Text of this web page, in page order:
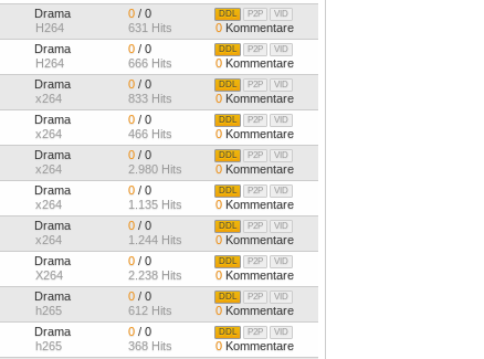
Drama
H264
0 / 0
631 Hits
VID
P2P
DDL
0 Kommentare
Drama
H264
0 / 0
666 Hits
VID
P2P
DDL
0 Kommentare
Drama
x264
0 / 0
833 Hits
VID
P2P
DDL
0 Kommentare
Drama
x264
0 / 0
466 Hits
VID
P2P
DDL
0 Kommentare
Drama
x264
0 / 0
2.980 Hits
VID
P2P
DDL
0 Kommentare
Drama
x264
0 / 0
1.135 Hits
VID
P2P
DDL
0 Kommentare
Drama
x264
0 / 0
1.244 Hits
VID
P2P
DDL
0 Kommentare
Drama
X264
0 / 0
2.238 Hits
VID
P2P
DDL
0 Kommentare
Drama
h265
0 / 0
612 Hits
VID
P2P
DDL
0 Kommentare
Drama
h265
0 / 0
368 Hits
VID
P2P
DDL
0 Kommentare